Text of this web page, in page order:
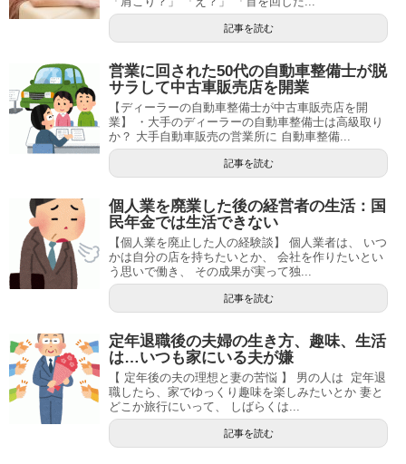
記事を読む
営業に回された50代の自動車整備士が脱
サラして中古車販売店を開業
【ディーラーの自動車整備士が中古車販売店を開
業】 ・大手のディーラーの自動車整備士は高級取り
か？ 大手自動車販売の営業所に 自動車整備...
記事を読む
個人業を廃業した後の経営者の生活：国
民年金では生活できない
【個人業を廃止した人の経験談】 個人業者は、 いつ
かは自分の店を持ちたいとか、 会社を作りたいとい
う思いで働き、 その成果が実って独...
記事を読む
定年退職後の夫婦の生き方、趣味、生活
は…いつも家にいる夫が嫌
【 定年後の夫の理想と妻の苦悩 】 男の人は 定年退
職したら、家でゆっくり趣味を楽しみたいとか 妻と
どこか旅行にいって、 しばらくは...
記事を読む